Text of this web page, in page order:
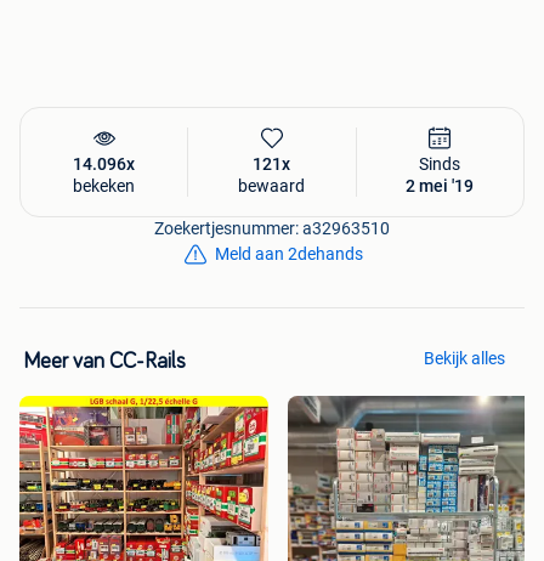
14.096x
bekeken
121x
bewaard
Sinds
2 mei '19
Zoekertjesnummer: a32963510
Meld aan 2dehands
Meer van CC-Rails Bekijk alles